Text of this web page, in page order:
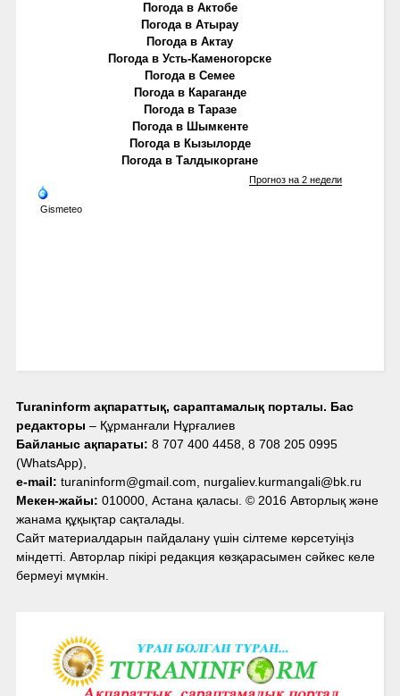
Погода в Актобе
Погода в Атырау
Погода в Актау
Погода в Усть-Каменогорске
Погода в Семее
Погода в Караганде
Погода в Таразе
Погода в Шымкенте
Погода в Кызылорде
Погода в Талдыкоргане
Gismeteo
Прогноз на 2 недели
Turaninform ақпараттық, сараптамалық порталы. Бас
редакторы – Құрманғали Нұрғалиев
Байланыс ақпараты: 8 707 400 4458, 8 708 205 0995
(WhatsApp),
e-mail: turaninform@gmail.com, nurgaliev.kurmangali@bk.ru
Мекен-жайы: 010000, Астана қаласы. © 2016 Авторлық және
жанама құқықтар сақталады.
Сайт материалдарын пайдалану үшін сілтеме көрсетуіңіз
міндетті. Авторлар пікірі редакция көзқарасымен сәйкес келе
бермеуі мүмкін.